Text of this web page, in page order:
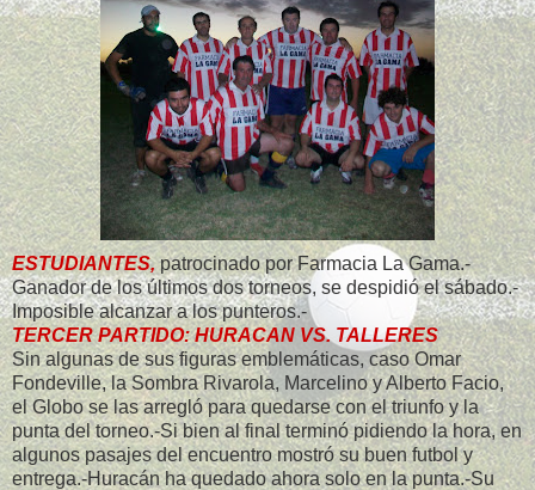
ESTUDIANTES,patrocinado por Farmacia La Gama.-
Ganador de los últimos dos torneos, se despidió el sábado.-
Imposible alcanzar a los punteros.-
TERCER PARTIDO: HURACAN VS. TALLERES
Sin algunas de sus figuras emblemáticas, caso Omar
Fondeville, la Sombra Rivarola, Marcelino y Alberto Facio,
el Globo se las arregló para quedarse con el triunfo y la
punta del torneo.-Si bien al final terminó pidiendo la hora, en
algunos pasajes del encuentro mostró su buen futbol y
entrega.-Huracán ha quedado ahora solo en la punta.-Su